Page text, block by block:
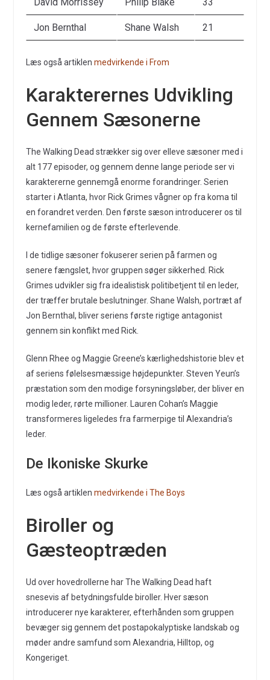
Jon Bernthal Shane Walsh 21
Læs også artiklen medvirkende i From
Karakterernes Udvikling
Gennem Sæsonerne
The Walking Dead strækker sig over elleve sæsoner med i
alt 177 episoder, og gennem denne lange periode ser vi
karaktererne gennemgå enorme forandringer. Serien
starter i Atlanta, hvor Rick Grimes vågner op fra koma til
en forandret verden. Den første sæson introducerer os til
kernefamilien og de første efterlevende.
I de tidlige sæsoner fokuserer serien på farmen og
senere fængslet, hvor gruppen søger sikkerhed. Rick
Grimes udvikler sig fra idealistisk politibetjent til en leder,
der træffer brutale beslutninger. Shane Walsh, portræt af
Jon Bernthal, bliver seriens første rigtige antagonist
gennem sin konflikt med Rick.
Glenn Rhee og Maggie Greene’s kærlighedshistorie blev et
af seriens følelsesmæssige højdepunkter. Steven Yeun’s
præstation som den modige forsyningsløber, der bliver en
modig leder, rørte millioner. Lauren Cohan’s Maggie
transformeres ligeledes fra farmerpige til Alexandria’s
leder.
De Ikoniske Skurke
Læs også artiklen medvirkende i The Boys
Biroller og
Gæsteoptræden
Ud over hovedrollerne har The Walking Dead haft
snesevis af betydningsfulde biroller. Hver sæson
introducerer nye karakterer, efterhånden som gruppen
bevæger sig gennem det postapokalyptiske landskab og
møder andre samfund som Alexandria, Hilltop, og
Kongeriget.